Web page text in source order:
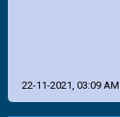
22-11-2021, 03:09 AM